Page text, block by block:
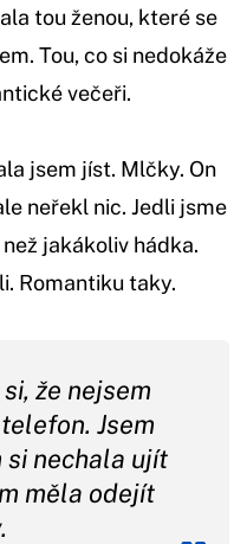
tou ženou, které se
Tou, co si nedokáže
večeři.
jsem jíst. Mlčky. On
neřekl nic. Jedli jsme
jakákoliv hádka.
Romantiku taky.
že nejsem
Jsem
si nechala ujít
měla odejít